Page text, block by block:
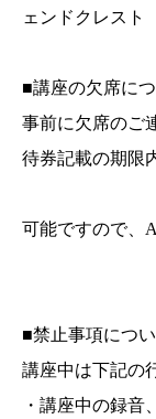
ェンドクレスト
■講座の欠席に
事前に欠席のご
待券記載の期限
可能ですので、
■禁止事項につ
講座中は下記の
・講座中の録音